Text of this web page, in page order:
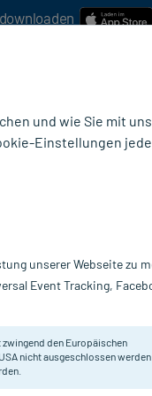
Zug sehr einfach anlegen.
Binden
und wie Sie mit uns
Einstellungen
unserer Webseite zu
Event Tracking,
zwingend den Europäischen
nicht ausgeschlossen werden